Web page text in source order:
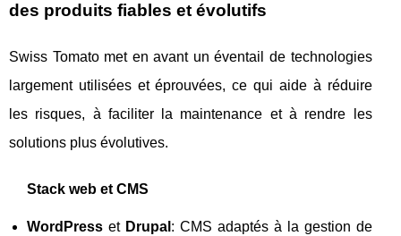
des produits fiables et évolutifs
Swiss Tomato met en avant un éventail de technologies
largement utilisées et éprouvées, ce qui aide à réduire
les risques, à faciliter la maintenance et à rendre les
solutions plus évolutives.
Stack web et CMS
WordPress et Drupal : CMS adaptés à la gestion de